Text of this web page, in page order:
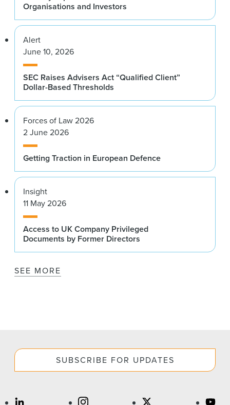
Organisations and Investors
Alert
June 10, 2026
SEC Raises Advisers Act “Qualified Client”
Dollar-Based Thresholds
Forces of Law 2026
2 June 2026
Getting Traction in European Defence
Insight
11 May 2026
Access to UK Company Privileged
Documents by Former Directors
SEE MORE
SUBSCRIBE FOR UPDATES